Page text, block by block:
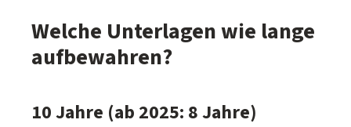
Welche Unterlagen wie lange
aufbewahren?
10 Jahre (ab 2025: 8 Jahre)